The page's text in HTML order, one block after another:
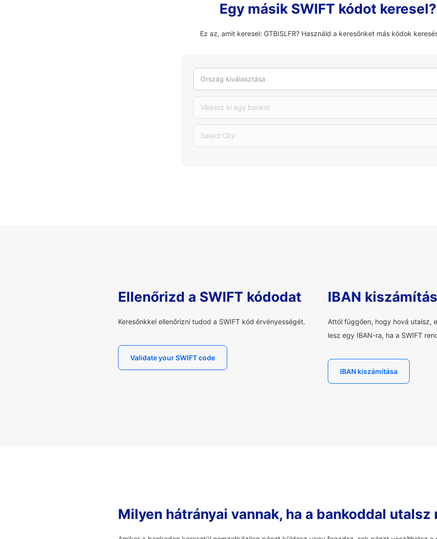
Egy másik SWIFT kódot keresel?
Ez az, amit keresel: GTBISLFR? Használd a keresőnket más kódok
Ország kiválasztása
Válassz ki egy bankot
Select City
Ellenőrizd a SWIFT kódodat
Keresőnkkel ellenőrizni tudod a SWIFT kód érvényességét.
Validate your SWIFT code
IBAN
Attól függően, hogy hová utalsz,
lesz egy IBAN-ra, ha a SWIFT
IBAN kiszámítása
Milyen hátrányai vannak, ha a bankoddal